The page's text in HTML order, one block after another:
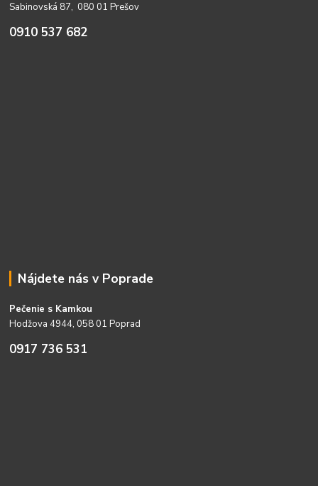
Sabinovská 87, 080 01 Prešov
0910 537 682
Nájdete nás v Poprade
Pečenie s Kamkou
Hodžova 4944, 058 01 Poprad
0917 736 531